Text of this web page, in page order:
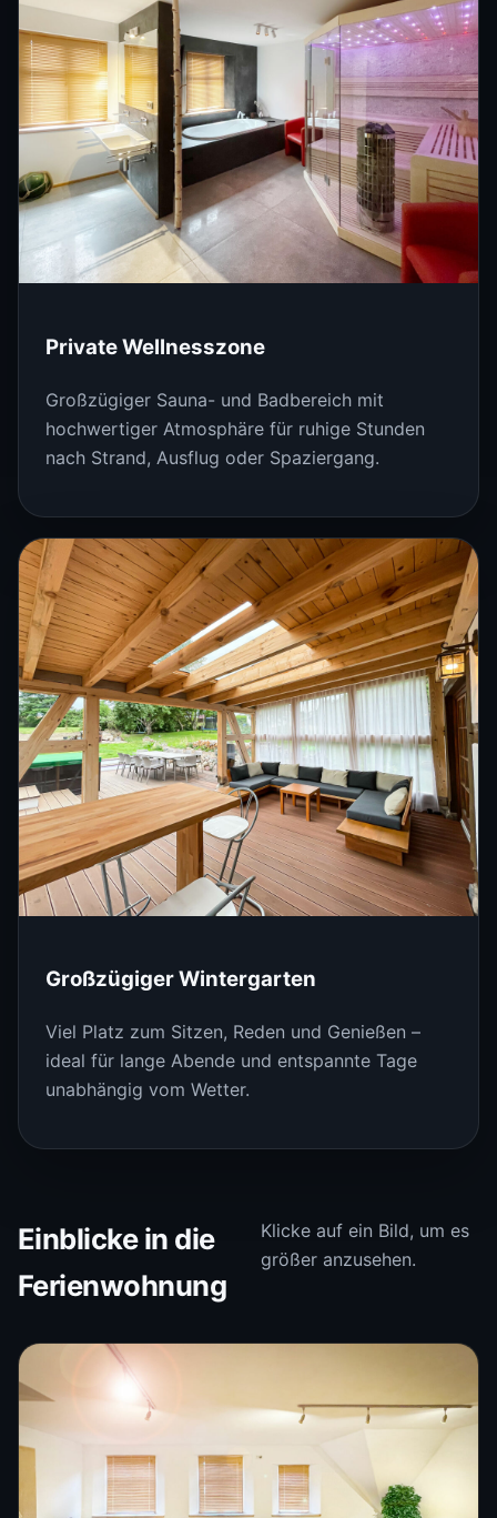
Private Wellnesszone
Großzügiger Sauna- und Badbereich mit
hochwertiger Atmosphäre für ruhige Stunden
nach Strand, Ausflug oder Spaziergang.
Großzügiger Wintergarten
Viel Platz zum Sitzen, Reden und Genießen –
ideal für lange Abende und entspannte Tage
unabhängig vom Wetter.
Einblicke in die
Ferienwohnung
Klicke auf ein Bild, um es
größer anzusehen.